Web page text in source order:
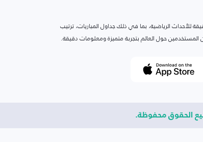
للأحداث الرياضية، بما في ذلك جداول المباريات، ترتيب
المستخدمين حول العالم بتجربة متميزة ومعلومات دقيقة.